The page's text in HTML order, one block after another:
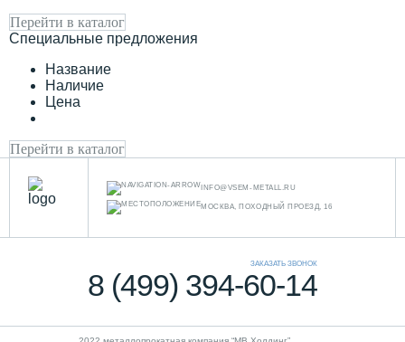
Перейти в каталог
Специальные предложения
Название
Наличие
Цена
Перейти в каталог
INFO@VSEM-METALL.RU
МОСКВА, ПОХОДНЫЙ ПРОЕЗД, 16
ЗАКАЗАТЬ ЗВОНОК
8 (499) 394-60-14